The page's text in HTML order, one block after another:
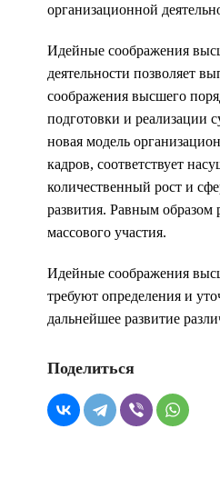
организационной
Идейные соображения
деятельности позволяет
соображения высшего
подготовки и реализации
новая модель
кадров, соответствует
количественный рост и
развития. Равным образом
массового участия.
Идейные соображения
требуют определения и
дальнейшее развитие
Поделиться